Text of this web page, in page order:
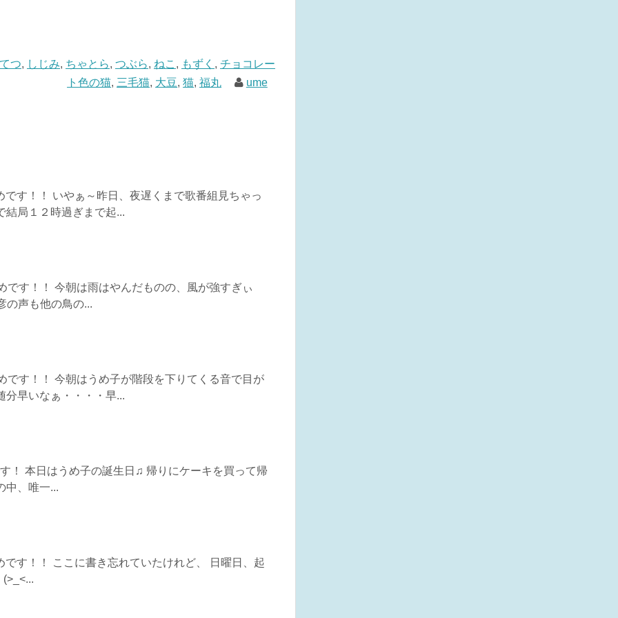
つ, しじみ, ちゃとら, つぶら, ねこ , もずく , チョコレー
ト色の猫, 三毛猫, 大豆,猫,福丸 ume
！！ いやぁ～昨日、夜遅くまで歌番組見ちゃっ
結局１２時過ぎまで起...
す！！ 今朝は雨はやんだものの、風が強すぎぃ
の声も他の鳥の...
す！！ 今朝はうめ子が階段を下りてくる音で目が
分早いなぁ・・・・早...
！ 本日はうめ子の誕生日♫ 帰りにケーキを買って帰
中、唯一...
！！ ここに書き忘れていたけれど、 日曜日、起